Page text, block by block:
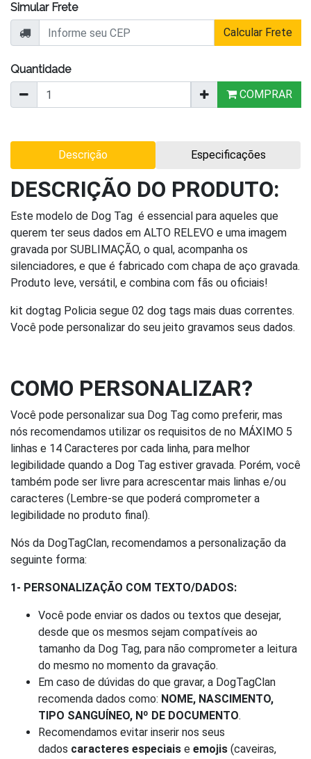
Simular Frete
Calcular Frete
Quantidade
COMPRAR
Descrição Especificações
DESCRIÇÃO DO PRODUTO:
Este modelo de Dog Tag é essencial para aqueles que
querem ter seus dados em ALTO RELEVO e uma imagem
gravada por SUBLIMAÇÃO, o qual, acompanha os
silenciadores, e que é fabricado com chapa de aço gravada.
Produto leve, versátil, e combina com fãs ou oficiais!
kit dogtag Policia segue 02 dog tags mais duas correntes.
Você pode personalizar do seu jeito gravamos seus dados.
COMO PERSONALIZAR?
Você pode personalizar sua Dog Tag como preferir, mas
nós recomendamos utilizar os requisitos de no MÁXIMO 5
linhas e 14 Caracteres por cada linha, para melhor
legibilidade quando a Dog Tag estiver gravada. Porém, você
também pode ser livre para acrescentar mais linhas e/ou
caracteres (Lembre-se que poderá comprometer a
legibilidade no produto final).
Nós da DogTagClan, recomendamos a personalização da
seguinte forma:
1- PERSONALIZAÇÃO COM TEXTO/DADOS:
Você pode enviar os dados ou textos que desejar,
desde que os mesmos sejam compatíveis ao
tamanho da Dog Tag, para não comprometer a leitura
do mesmo no momento da gravação.
Em caso de dúvidas do que gravar, a DogTagClan
recomenda dados como: NOME, NASCIMENTO,
TIPO SANGUÍNEO, Nº DE DOCUMENTO.
Recomendamos evitar inserir nos seus
dados caracteres especiais e emojis (caveiras,